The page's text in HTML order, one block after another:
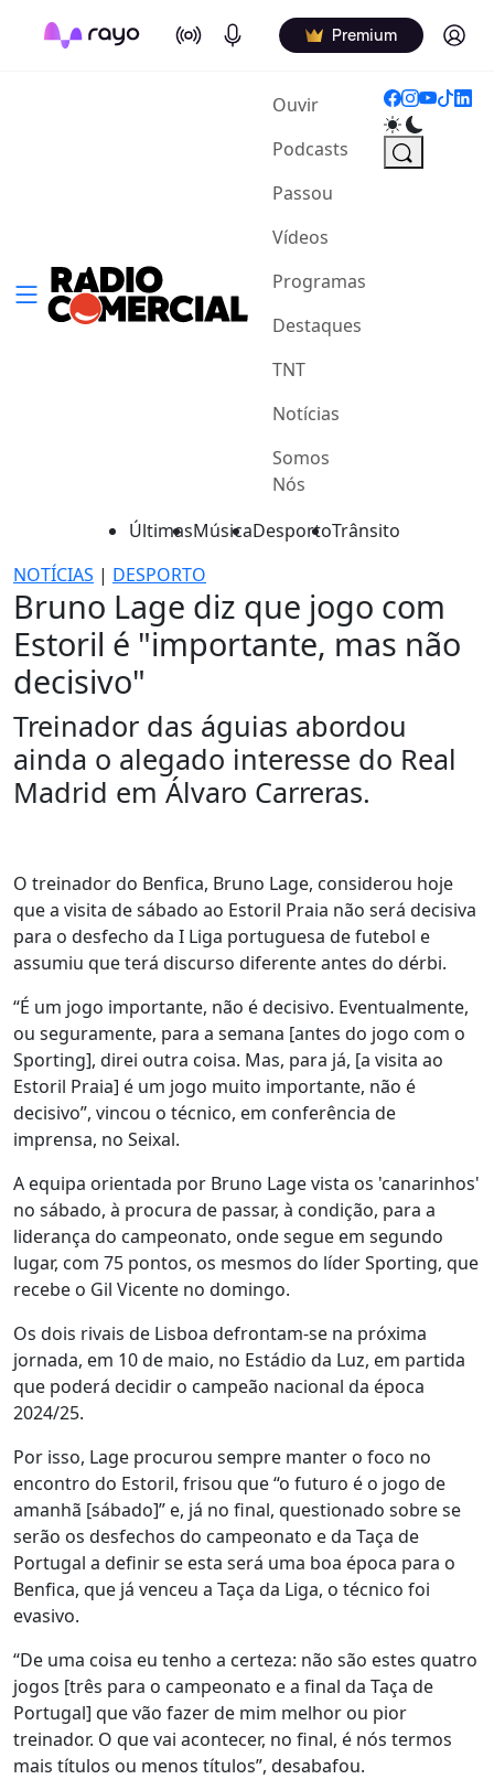
On Air Podcasts Premium Log in
Ouvir(current)
Podcasts
Passou
Vídeos
Programas
Destaques
TNT
Notícias
Somos
Nós
ÚltimasMúsicaDesportoTrânsito
NOTÍCIAS | DESPORTO
Bruno Lage diz que jogo com
Estoril é "importante, mas não
decisivo"
Treinador das águias abordou
ainda o alegado interesse do Real
Madrid em Álvaro Carreras.
O treinador do Benfica, Bruno Lage, considerou hoje
que a visita de sábado ao Estoril Praia não será decisiva
para o desfecho da I Liga portuguesa de futebol e
assumiu que terá discurso diferente antes do dérbi.
“É um jogo importante, não é decisivo. Eventualmente,
ou seguramente, para a semana [antes do jogo com o
Sporting], direi outra coisa. Mas, para já, [a visita ao
Estoril Praia] é um jogo muito importante, não é
decisivo”, vincou o técnico, em conferência de
imprensa, no Seixal.
A equipa orientada por Bruno Lage vista os 'canarinhos'
no sábado, à procura de passar, à condição, para a
liderança do campeonato, onde segue em segundo
lugar, com 75 pontos, os mesmos do líder Sporting, que
recebe o Gil Vicente no domingo.
Os dois rivais de Lisboa defrontam-se na próxima
jornada, em 10 de maio, no Estádio da Luz, em partida
que poderá decidir o campeão nacional da época
2024/25.
Por isso, Lage procurou sempre manter o foco no
encontro do Estoril, frisou que “o futuro é o jogo de
amanhã [sábado]” e, já no final, questionado sobre se
serão os desfechos do campeonato e da Taça de
Portugal a definir se esta será uma boa época para o
Benfica, que já venceu a Taça da Liga, o técnico foi
evasivo.
“De uma coisa eu tenho a certeza: não são estes quatro
jogos [três para o campeonato e a final da Taça de
Portugal] que vão fazer de mim melhor ou pior
treinador. O que vai acontecer, no final, é nós termos
mais títulos ou menos títulos”, desabafou.